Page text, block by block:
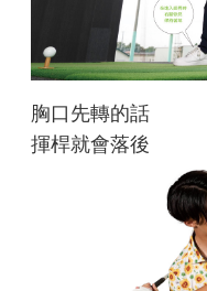
胸口先轉的話
揮桿就會落後